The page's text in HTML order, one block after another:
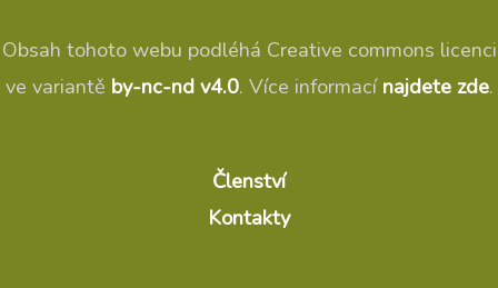
Obsah tohoto webu podléhá Creative commons licenci
ve variantě by-nc-nd v4.0. Více informací najdete zde.
Členství
Kontakty